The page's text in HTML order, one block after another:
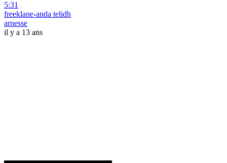
5:31
freeklane-anda telidh
arnesse
il y a 13 ans